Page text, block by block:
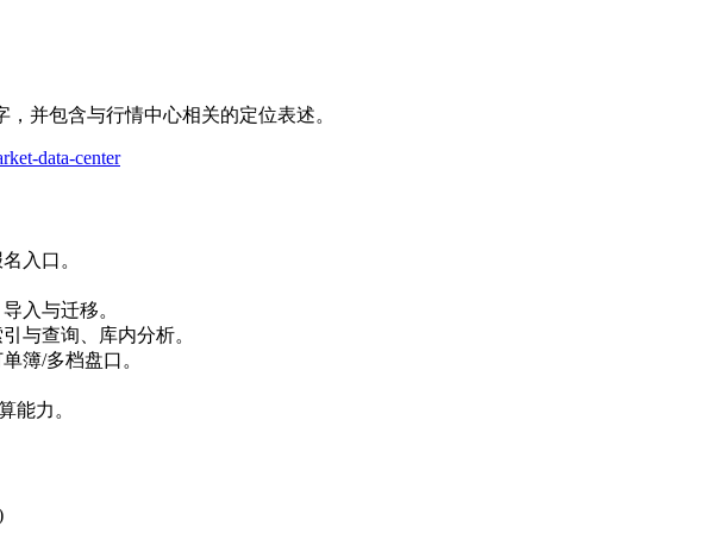
并包含与行情中心相关的定位表述。
data-center
入口。
入与迁移。
与查询、库内分析。
簿/多档盘口。
能力。